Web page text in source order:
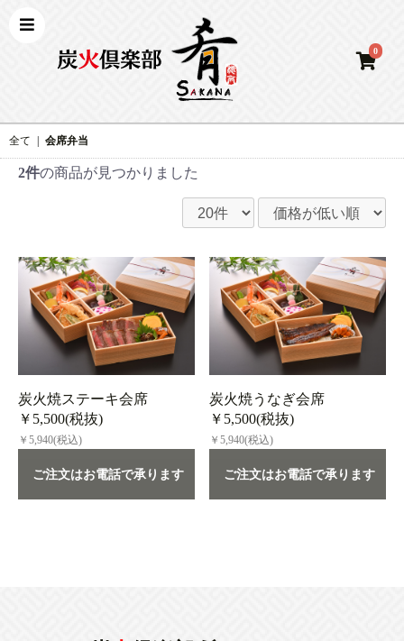
0
全て | 会席弁当
2件の商品が見つかりました
炭火焼ステーキ会席
￥5,500(税抜)
￥5,940(税込)
ご注文はお電話で承ります
炭火焼うなぎ会席
￥5,500(税抜)
￥5,940(税込)
ご注文はお電話で承ります